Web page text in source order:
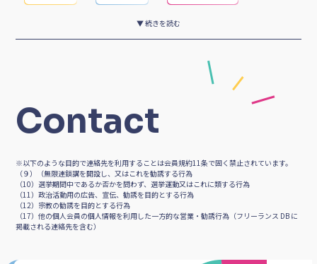
▼ 続きを読む
Contact
※以下のような目的で連絡先を利用することは会員規約11条で固く禁止されています。
（９）（無限連鎖講を開設し、又はこれを勧誘する行為
（10）選挙期間中であるか否かを問わず、選挙運動又はこれに類する行為
（11）政治活動用の広告、宣伝、勧誘を目的とする行為
（12）宗教の勧誘を目的とする行為
（17）他の個人会員の個人情報を利用した一方的な営業・勧誘行為（フリーランス DB に
掲載される連絡先を含む）